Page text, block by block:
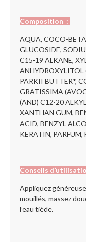
Composition :
AQUA, COCO-
GLUCOSIDE,
C15-19 ALKANE,
ANHYDROXYLITOL
PARKII BUTTER*,
GRATISSIMA
(AND) C12-20
XANTHAN GUM,
ACID, BENZYL
KERATIN,
Conseils
Appliquez
mouillés, massez
l’eau tiède.